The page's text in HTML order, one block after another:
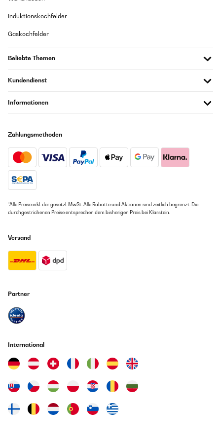
Induktionskochfelder
Gaskochfelder
Beliebte Themen
Kundendienst
Informationen
Zahlungsmethoden
*Alle Preise inkl. der gesetzl. MwSt. Alle Rabatte und Aktionen sind zeitlich begrenzt. Die
durchgestrichenen Preise entsprechen dem bisherigen Preis bei Klarstein.
Versand
Partner
International